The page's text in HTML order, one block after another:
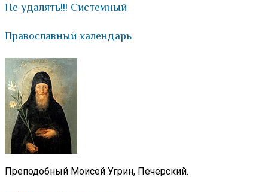
Не удалять!!! Системный
Православный календарь
Преподобный Моисей Угрин, Печерский.